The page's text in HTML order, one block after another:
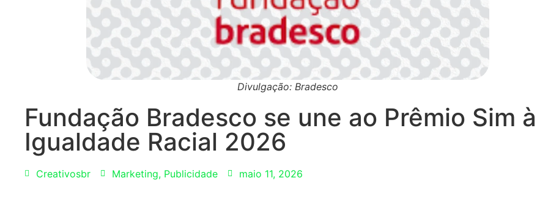
Divulgação: Bradesco
Fundação Bradesco se une ao Prêmio Sim à
Igualdade Racial 2026
Creativosbr Marketing, Publicidade maio 11, 2026